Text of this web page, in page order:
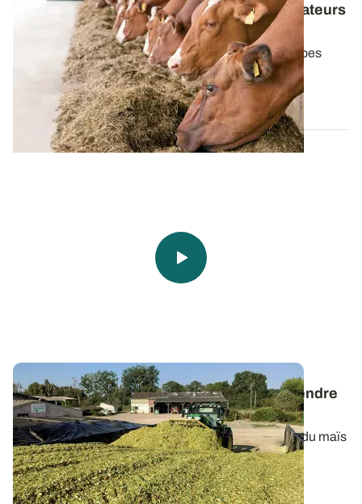
Alimentation des ruminants - Les conservateurs
d’ensilage d’herbe, comment ça marche ?
Derrière le terme de « conservateurs », plusieurs types
d’additifs se distinguent par leur...
07 AVR. 2022
Maïs fourrage - Quelles performances attendre
de l’ensilage brins longs ?
Pour évaluer l’intérêt de cette technique de récolte du maïs
fourrage venue des Etats-Unis...
03 SEPT. 2020